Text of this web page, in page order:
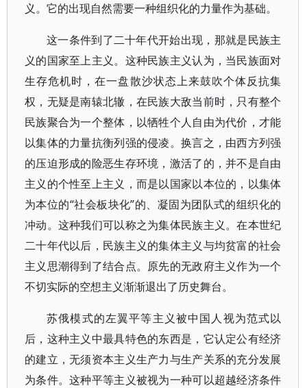
义。它的出现自然需要一种组织化的力量作为基础。
这一条件到了二十年代开始出现，那就是民族主
义的国家至上主义。这种民族主义认为，当民族面对
生存危机时，在一盘散沙状态上来鼓吹个体反抗集
权，无疑是南辕北辙，在民族大敌当前时，只有整个
民族聚合为一个整体，以牺牲个人自由为代价，才能
以集体的力量抗衡列强的侵凌。换言之，由西方列强
的压迫形成的险恶生存环境，激活了的，并不是自由
主义的个性至上主义，而是以国家以本位的，以集体
为本位的“社会板块化”的、凝固为团队式的组织化的
冲动。这种我们可以称之为集体民族主义。在本世纪
二十年代以后，民族主义的集体主义与均贫富的社会
主义思潮得到了结合点。原先的无政府主义作为一个
不切实际的空想主义渐渐退出了历史舞台。
苏俄模式的左翼平等主义被中国人视为范式以
后，这种主义中最具特色的东西是，它认定公有经济
的建立，无须资本主义生产力与生产关系的充分发展
为条件。这种平等主义被视为一种可以超越经济条件